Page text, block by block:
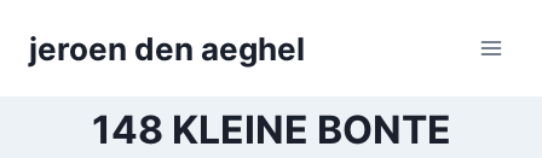
jeroen den aeghel
148 KLEINE BONTE